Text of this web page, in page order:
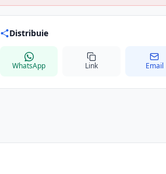
Distribuie
WhatsApp Link Email